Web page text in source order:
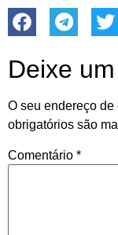
Deixe
O seu endereço
obrigatórios são
Comentário *